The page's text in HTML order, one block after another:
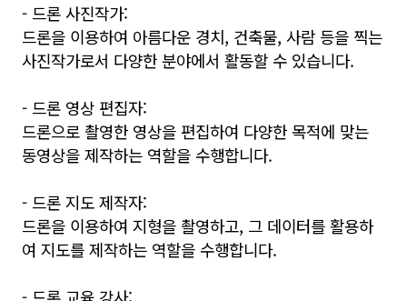
- 드론 사진작가:
드론을 이용하여 아름다운 경치, 건축물, 사람 등을 찍는
사진작가로서 다양한 분야에서 활동할 수 있습니다.
- 드론 영상 편집자:
드론으로 촬영한 영상을 편집하여 다양한 목적에 맞는
동영상을 제작하는 역할을 수행합니다.
- 드론 지도 제작자:
드론을 이용하여 지형을 촬영하고, 그 데이터를 활용하
여 지도를 제작하는 역할을 수행합니다.